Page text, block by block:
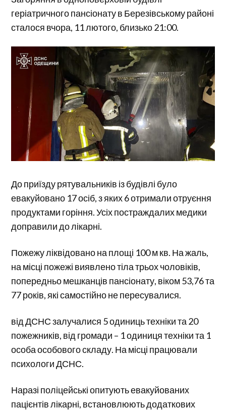
геріатричного пансіонату в Березівському районі
сталося вчора, 11 лютого, близько 21:00.
До приїзду рятувальників із будівлі було
евакуйовано 17 осіб, з яких 6 отримали отруєння
продуктами горіння. Усіх постраждалих медики
доправили до лікарні.
Пожежу ліквідовано на площі 100 м кв. На жаль,
на місці пожежі виявлено тіла трьох чоловіків,
попередньо мешканців пансіонату, віком 53,76 та
77 років, які самостійно не пересувалися.
від ДСНС залучалися 5 одиниць техніки та 20
пожежників, від громади – 1 одиниця техніки та 1
особа особового складу. На місці працювали
психологи ДСНС.
Наразі поліцейські опитують евакуйованих
пацієнтів лікарні, встановлюють додаткових